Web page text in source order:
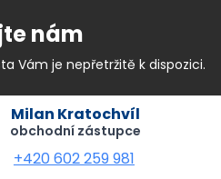
nám
Vám je nepřetržitě k dispozici.
Milan Kratochvíl
obchodní zástupce
+420 602 259 981